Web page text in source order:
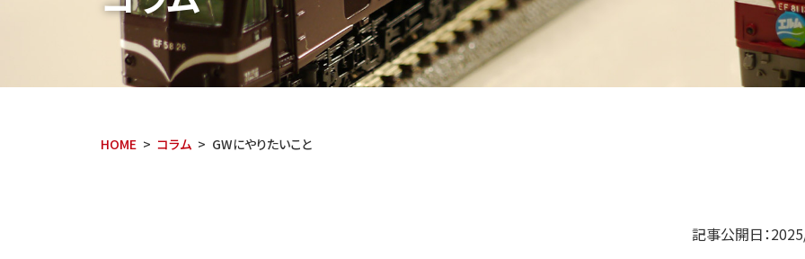
HOME コラム GWにやりたいこと
記事公開日：